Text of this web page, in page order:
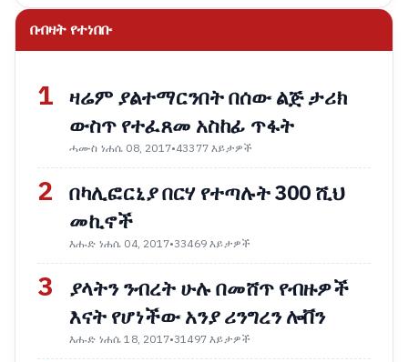
በብዛት የተነበቡ
1 ዛሬም ያልተማርንበት በሰው ልጅ ታሪክ
ውስጥ የተፈጸመ አስከፊ ጥፋት
ሓሙስ ነሐሴ 08, 2017•43377 እይታዎች
2 በካሊፎርኒያ በርሃ የተጣሉት 300 ሺህ
መኪኖች
እሑድ ነሐሴ 04, 2017•33469 እይታዎች
3
ያላትን ንብረት ሁሉ በመሸጥ የብዙዎች
እናት የሆነችው አንያ ሪንግረን ሎቨን
እሑድ ነሐሴ 18, 2017•31497 እይታዎች